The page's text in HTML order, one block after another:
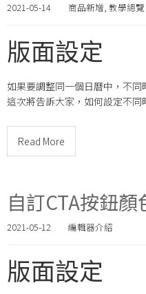
2021-05-14 商品新增, 教學總覽
版面設定
如果要調整同一個日曆中，不
這次將告訴大家，如何設定不同
Read More
自訂CTA按鈕顏
2021-05-12 編輯器介紹
版面設定